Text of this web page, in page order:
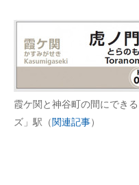
霞ケ関と神谷町の間にでき
ズ」駅（関連記事）